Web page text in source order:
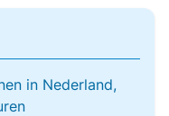
in Nederland,